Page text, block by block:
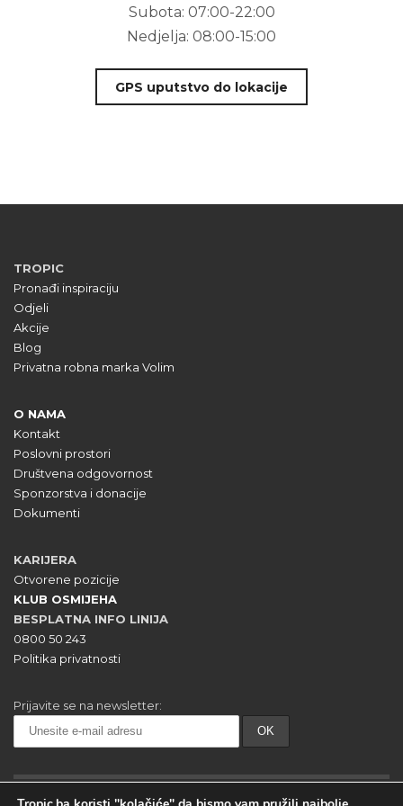
Subota: 07:00-22:00
Nedjelja: 08:00-15:00
GPS uputstvo do lokacije
TROPIC
Pronađi inspiraciju
Odjeli
Akcije
Blog
Privatna robna marka Volim
O NAMA
Kontakt
Poslovni prostori
Društvena odgovornost
Sponzorstva i donacije
Dokumenti
KARIJERA
Otvorene pozicije
KLUB OSMIJEHA
BESPLATNA INFO LINIJA
0800 50 243
Politika privatnosti
Prijavite se na newsletter: